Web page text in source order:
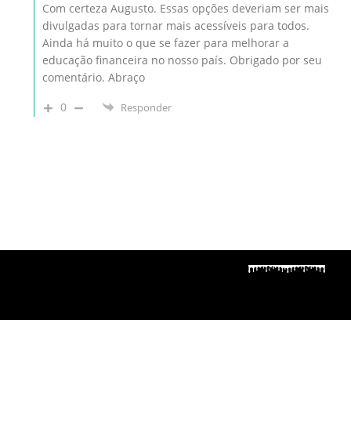
Com certeza Augusto. Essas opções deveriam ser mais
divulgadas para tornar mais acessíveis para todos.
Ainda há muito o que se fazer para melhorar a
educação financeira no nosso país. Obrigado por seu
comentário. Abraço
0
Responder